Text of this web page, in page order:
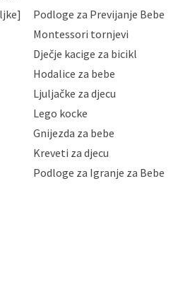
primjenu odgovarajućih tehničkih i
zaštite osobnih podataka od
zlouporabe, otkrivanja,
Mae.hr štiti privatnost svojih
web stranica, čuva povjerljivost
te omogućava pristup i
podataka samo onim svojim
su isti potrebni radi provedbe
dozvoljeni zakonima. Napominjemo
doba, u potpunosti ili djelomice,
aktivnosti obrade Vaših osobnih
možete podnijeti poštom na
ili e-mailom na adresu:
Podloge za Previjanje Bebe
Montessori tornjevi
Dječje kacige za bicikl
Hodalice za bebe
Ljuljačke za djecu
Lego kocke
Gnijezda za bebe
Kreveti za djecu
Podloge za Igranje za Bebe